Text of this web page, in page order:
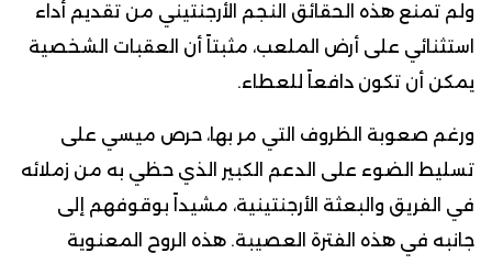
ولم تمنع هذه الحقائق النجم الأرجنتيني من تقديم أداء
استثنائي على أرض الملعب، مثبتاً أن العقبات الشخصية
يمكن أن تكون دافعاً للعطاء.
ورغم صعوبة الظروف التي مر بها، حرص ميسي على
تسليط الضوء على الدعم الكبير الذي حظي به من زملائه
في الفريق والبعثة الأرجنتينية، مشيداً بوقوفهم إلى
جانبه في هذه الفترة العصيبة. هذه الروح المعنوية